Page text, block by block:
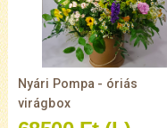
Nyári Pompa - óriás
virágbox